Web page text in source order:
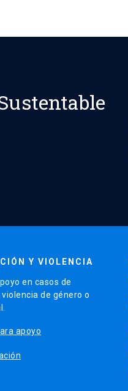
Y VIOLENCIA
en casos de
de género o
apoyo